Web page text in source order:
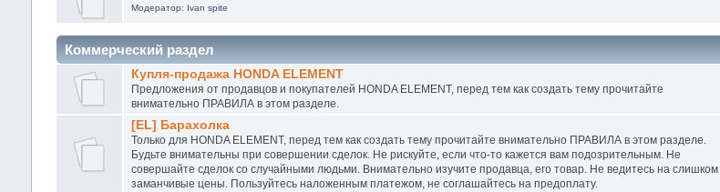
Модератор: Ivan spite
Коммерческий раздел
Купля-продажа HONDA ELEMENT
Предложения от продавцов и покупателей HONDA ELEMENT, перед тем как создать тему прочитайте
внимательно ПРАВИЛА в этом разделе.
[EL] Барахолка
Только для HONDA ELEMENT, перед тем как создать тему прочитайте внимательно ПРАВИЛА в этом разделе.
Будьте внимательны при совершении сделок. Не рискуйте, если что-то кажется вам подозрительным. Не
совершайте сделок со случайными людьми. Внимательно изучите продавца, его товар. Не ведитесь на слишком
заманчивые цены. Пользуйтесь наложенным платежом, не соглашайтесь на предоплату.